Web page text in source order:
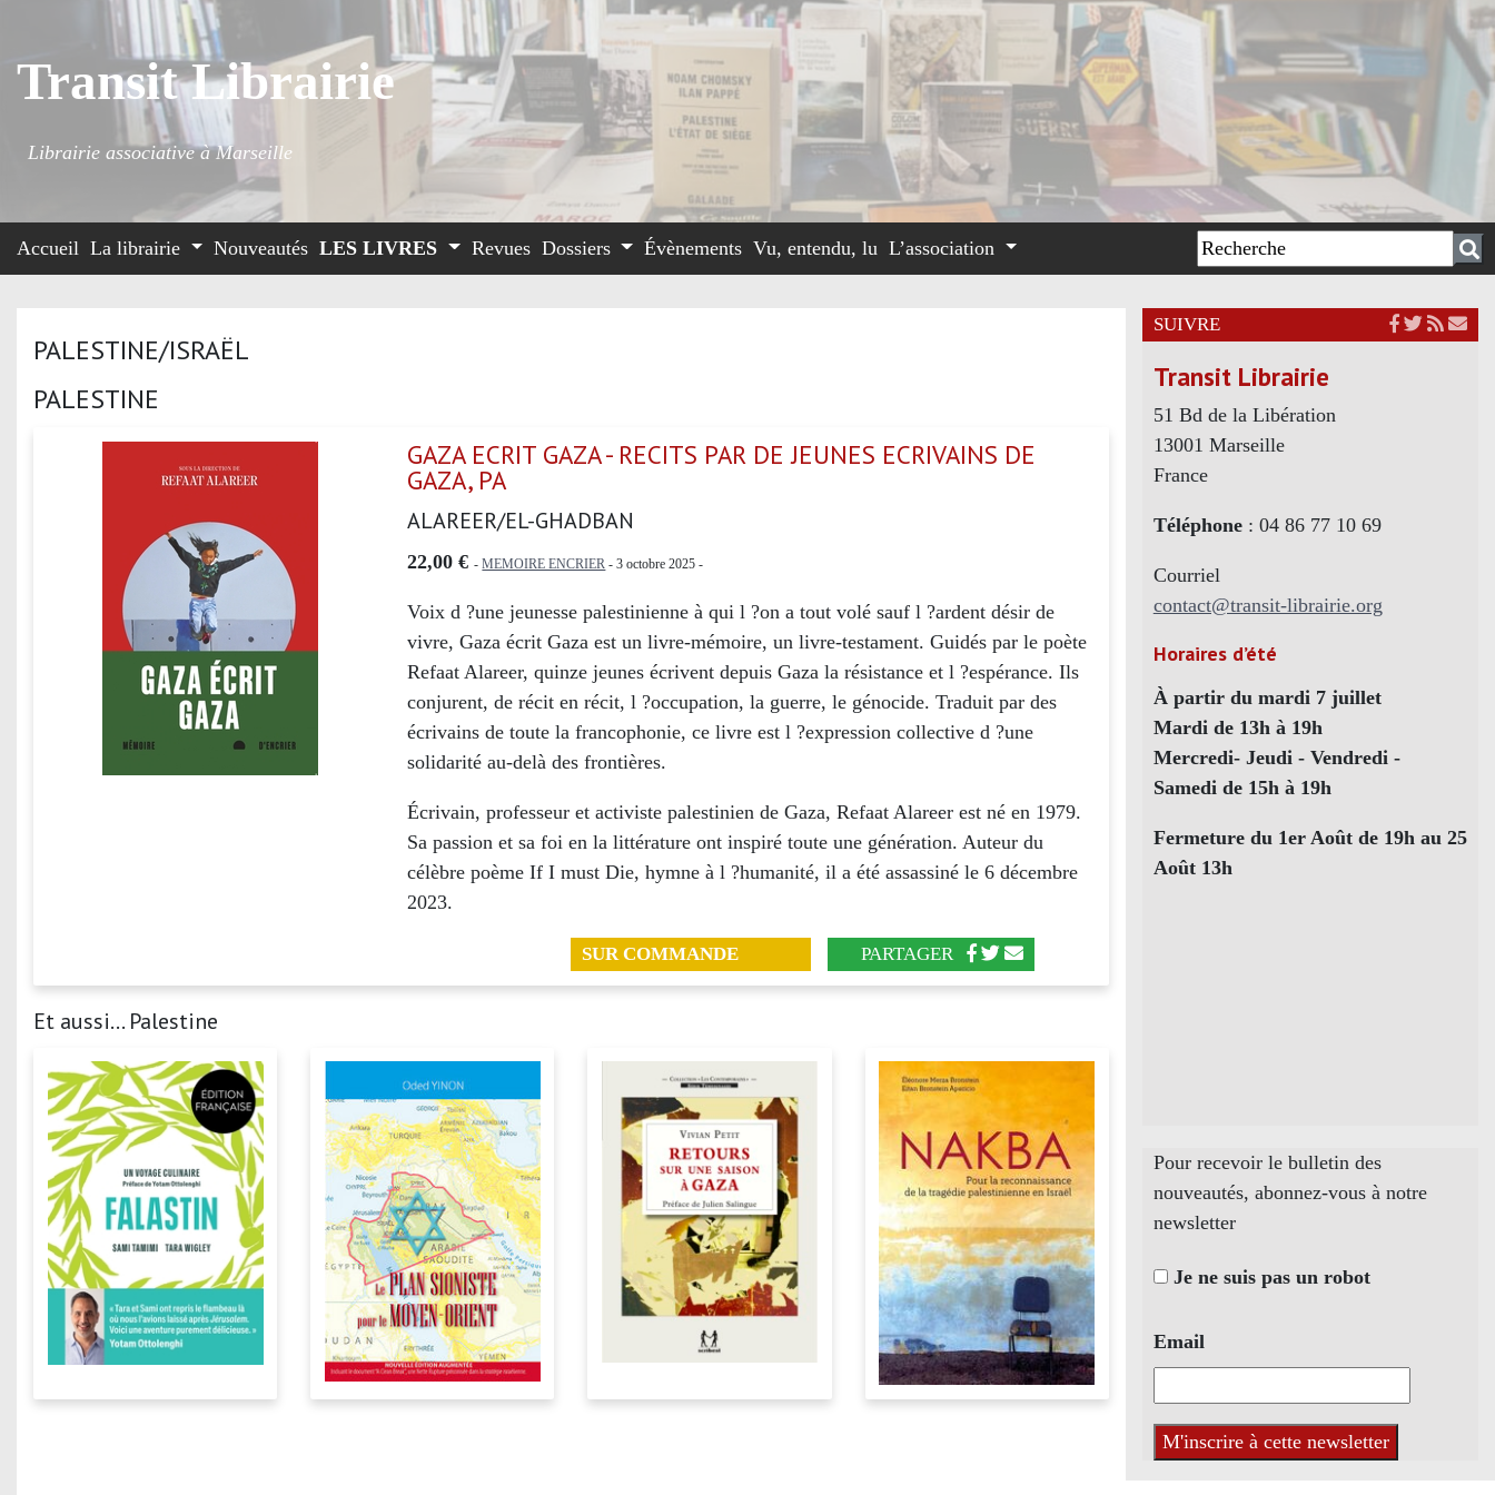
Transit Librairie
Librairie associative à Marseille
Accueil La librairie Nouveautés LES LIVRES Revues Dossiers Évènements Vu, entendu, lu L’association
PALESTINE/ISRAËL
PALESTINE
GAZA ECRIT GAZA - RECITS PAR DE JEUNES ECRIVAINS DE
GAZA, PA
ALAREER/EL-GHADBAN
22,00 € -MEMOIRE ENCRIER - 3 octobre 2025 -
Voix d ?une jeunesse palestinienne à qui l ?on a tout volé sauf l ?ardent désir de
vivre,Gaza écrit Gaza est un livre-mémoire, un livre-testament. Guidés par le poète
Refaat Alareer, quinze jeunes écrivent depuis Gaza la résistance et l ?espérance. Ils
conjurent, de récit en récit, l ?occupation, la guerre, le génocide. Traduit par des
écrivains de toute la francophonie, ce livre est l ?expression collective d ?une
solidarité au-delà des frontières.
Écrivain, professeur et activiste palestinien de Gaza, Refaat Alareer est né en 1979.
Sa passion et sa foi en la littérature ont inspiré toute une génération. Auteur du
célèbre poèmeIf I must Die, hymne à l ?humanité, il a été assassiné le 6 décembre
2023.
SUR COMMANDE PARTAGER
Et aussi... Palestine
SUIVRE
Transit Librairie
51 Bd de la Libération
13001 Marseille
France
Téléphone: 04 86 77 10 69
Courriel
contact@transit-librairie.org
Horaires d’été
À partir du mardi 7 juillet
Mardi de 13h à 19h
Mercredi- Jeudi - Vendredi -
Samedi de 15h à 19h
Fermeture du 1er Août de 19h au 25
Août 13h
Pour recevoir le bulletin des
nouveautés, abonnez-vous à notre
newsletter
Je ne suis pas un robot
Email